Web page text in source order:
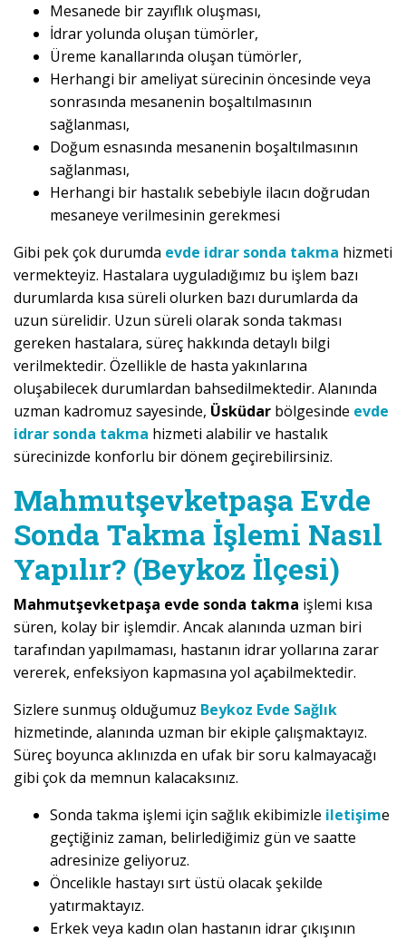
Mesanede bir zayıflık oluşması,
İdrar yolunda oluşan tümörler,
Üreme kanallarında oluşan tümörler,
Herhangi bir ameliyat sürecinin öncesinde veya
sonrasında mesanenin boşaltılmasının
sağlanması,
Doğum esnasında mesanenin boşaltılmasının
sağlanması,
Herhangi bir hastalık sebebiyle ilacın doğrudan
mesaneye verilmesinin gerekmesi
Gibi pek çok durumda evde idrar sonda takma hizmeti
vermekteyiz. Hastalara uyguladığımız bu işlem bazı
durumlarda kısa süreli olurken bazı durumlarda da
uzun sürelidir. Uzun süreli olarak sonda takması
gereken hastalara, süreç hakkında detaylı bilgi
verilmektedir. Özellikle de hasta yakınlarına
oluşabilecek durumlardan bahsedilmektedir. Alanında
uzman kadromuz sayesinde, Üsküdar bölgesinde evde
idrar sonda takma hizmeti alabilir ve hastalık
sürecinizde konforlu bir dönem geçirebilirsiniz.
Mahmutşevketpaşa Evde
Sonda Takma İşlemi Nasıl
Yapılır? (Beykoz İlçesi)
Mahmutşevketpaşa evde sonda takma işlemi kısa
süren, kolay bir işlemdir. Ancak alanında uzman biri
tarafından yapılmaması, hastanın idrar yollarına zarar
vererek, enfeksiyon kapmasına yol açabilmektedir.
Sizlere sunmuş olduğumuz Beykoz Evde Sağlık
hizmetinde, alanında uzman bir ekiple çalışmaktayız.
Süreç boyunca aklınızda en ufak bir soru kalmayacağı
gibi çok da memnun kalacaksınız.
Sonda takma işlemi için sağlık ekibimizle iletişime
geçtiğiniz zaman, belirlediğimiz gün ve saatte
adresinize geliyoruz.
Öncelikle hastayı sırt üstü olacak şekilde
yatırmaktayız.
Erkek veya kadın olan hastanın idrar çıkışının